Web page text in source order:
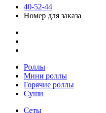
40-52-44
Номер для заказа
Роллы
Мини роллы
Горячие роллы
Суши
Сеты